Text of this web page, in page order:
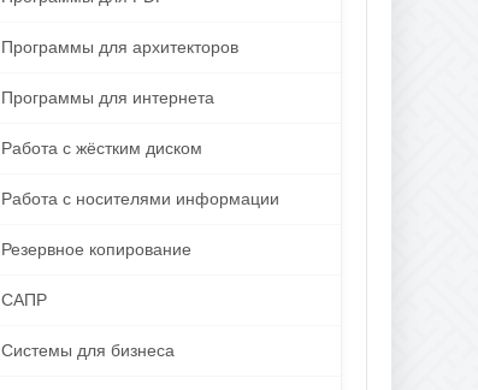
Программы для архитекторов
Программы для интернета
Работа с жёстким диском
Работа с носителями информации
Резервное копирование
САПР
Системы для бизнеса